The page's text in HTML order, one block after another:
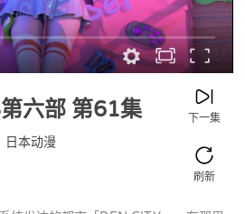
六部 第61集 下一集
刷新
日本动漫